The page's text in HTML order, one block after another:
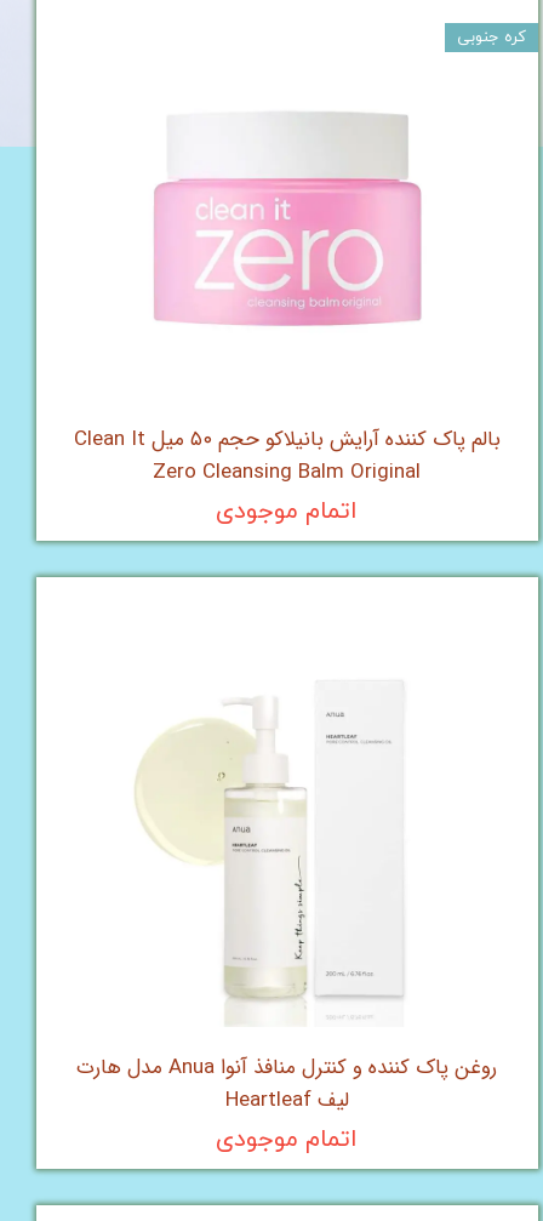
بالم پاک کننده آرایش بانیلاکو حجم ۵۰ میل Clean It
Zero Cleansing Balm Original
اتمام موجودی
کره جنوبی
روغن پاک کننده و کنترل منافذ آنوا Anua مدل هارت
لیف Heartleaf
اتمام موجودی